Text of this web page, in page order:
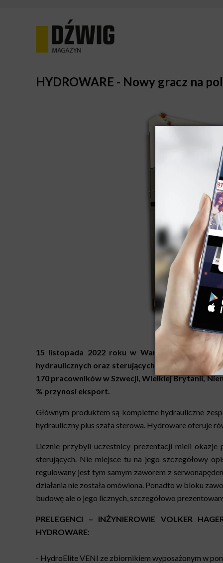
HYDROWARE - Nowy gracz na
15 listopada 2022 roku w Warszawie odbyła
hydraulicznych oraz sterujących przez nią
170 pracowników w Szwecji, Wielkiej Brytanii,
% przynosi eksport.
Głównym produktem są kompletne hydrauliczne
hydrauliczny plus szafa sterowa. Hydroware oferuje
Licznie przybyli uczestnicy prezentacji mieli okazje
sterujących. Nie miejsce tu na jego szczegółowy
regulowany jest tym samym zaworem z
działania nie została omówiona. Ponadto w bloku
budowę ale o jego licznych, szczegółowo
PRELEGENCI – INŻYNIEROWIE VOLKER
HYDROWARE:
- HydroElite VENI ze zbiornikiem wyposażonym w